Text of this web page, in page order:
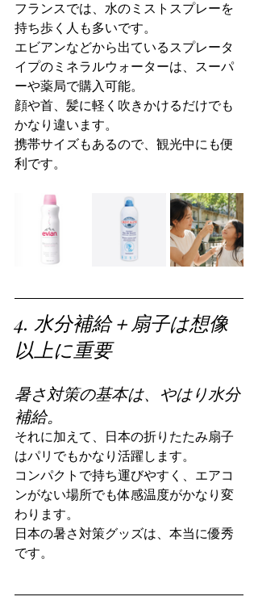
フランスでは、水のミストスプレーを
持ち歩く人も多いです。
エビアンなどから出ているスプレータ
イプのミネラルウォーターは、スーパ
ーや薬局で購入可能。
顔や首、髪に軽く吹きかけるだけでも
かなり違います。
携帯サイズもあるので、観光中にも便
利です。
4. 水分補給＋扇子は想像
以上に重要
暑さ対策の基本は、やはり水分
補給。
それに加えて、日本の折りたたみ扇子
はパリでもかなり活躍します。
コンパクトで持ち運びやすく、エアコ
ンがない場所でも体感温度がかなり変
わります。
日本の暑さ対策グッズは、本当に優秀
です。